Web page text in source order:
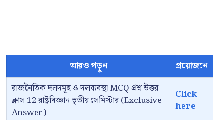
আরও পড়ুন
প্রয়োজনে
রাজনৈতিক দলদমূহ ও দলব্যবস্থা MCQ প্রশ্ন উত্তর
ক্লাস 12 রাষ্ট্রবিজ্ঞান তৃতীয় সেমিস্টার (Exclusive
Answer)
Click
here